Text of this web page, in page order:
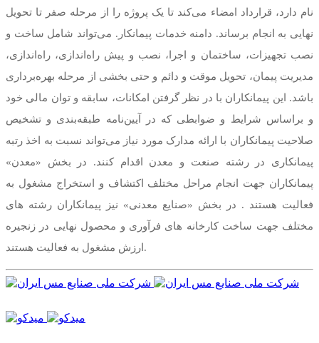
نام دارد، قرارداد امضاء می‌کند تا یک پروژه را از مرحله صفر تا تحویل
نهایی به انجام برساند. دامنه خدمات پیمانکار. می‌تواند شامل ساخت و
نصب تجهیزات، ساختمان و اجرا، نصب و پیش راه‌اندازی، راه‌اندازی،
مدیریت پیمان، تحویل موقت و دائم و حتی بخشی از مرحله بهره‌برداری
باشد. این پیمانکاران با در نظر گرفتن امکانات، سابقه و توان مالی خود
و براساس شرایط و ضوابطی که در آیین‌نامه طبقه‌بندی و تشخیص
صلاحیت پیمانکاران با ارائه مدارک مورد نیاز می‌تواند نسبت به اخذ رتبه
پیمانکاری در رشته صنعت و معدن اقدام کنند. در بخش «معدن»
پیمانکاران جهت انجام مراحل مختلف اکتشاف و استخراج مشغول به
فعالیت هستند . در بخش «صنایع معدنی» نیز پیمانکاران رشته های
مختلف جهت ساخت کارخانه های فرآوری و محصول نهایی در زنجیره
ارزش مشغول به فعالیت هستند.